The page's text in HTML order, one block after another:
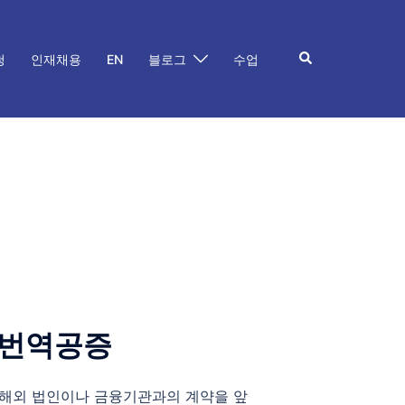
인재채용 EN 블로그 수업 Search
역공증
외 법인이나 금융기관과의 계약을 앞